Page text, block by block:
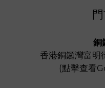
銅
香港銅鑼灣富明
(點擊查看